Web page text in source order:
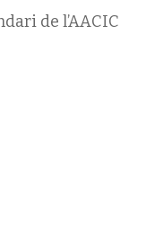
de l’AACIC